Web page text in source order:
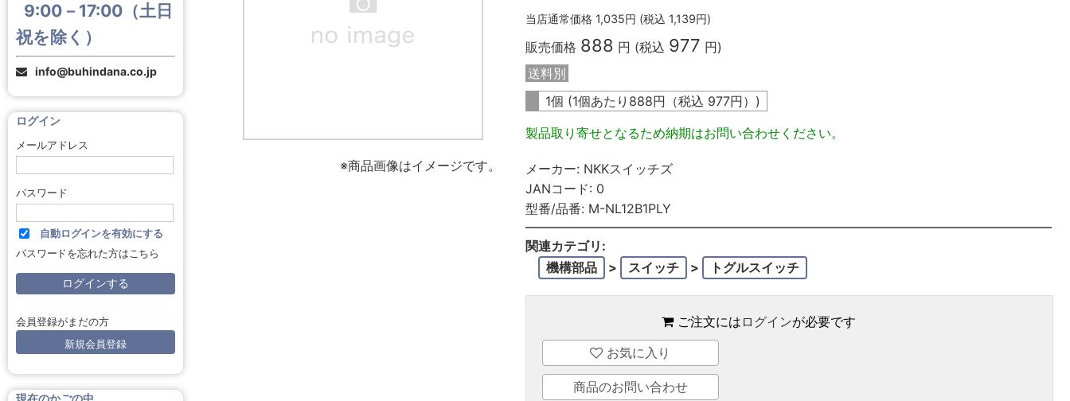
9:00－17:00（土日
祝を除く）
info@buhindana.co.jp
ログイン
メールアドレス
パスワード
自動ログインを有効にする
パスワードを忘れた方はこちら
会員登録がまだの方
新規会員登録
現在のかごの中
※商品画像はイメージです。
当店通常価格 1,035円 (税込 1,139円)
販売価格 888 円 (税込 977 円)
送料別
1個 (1個あたり 888円（税込 977円）)
製品取り寄せとなるため納期はお問い合わせください。
メーカー: NKKスイッチズ
JANコード: 0
型番/品番: M-NL12B1PLY
関連カテゴリ:
機構部品
> スイッチ > トグルスイッチ
ご注文には ログインが必要です
お気に入り
商品のお問い合わせ